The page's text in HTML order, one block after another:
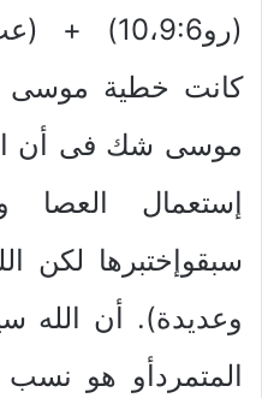
كانت خطية
موسى شك فى أن
إستعمال العصا
سبقوإختبرها لكن
وعديدة). أن الله
المتمردأو هو